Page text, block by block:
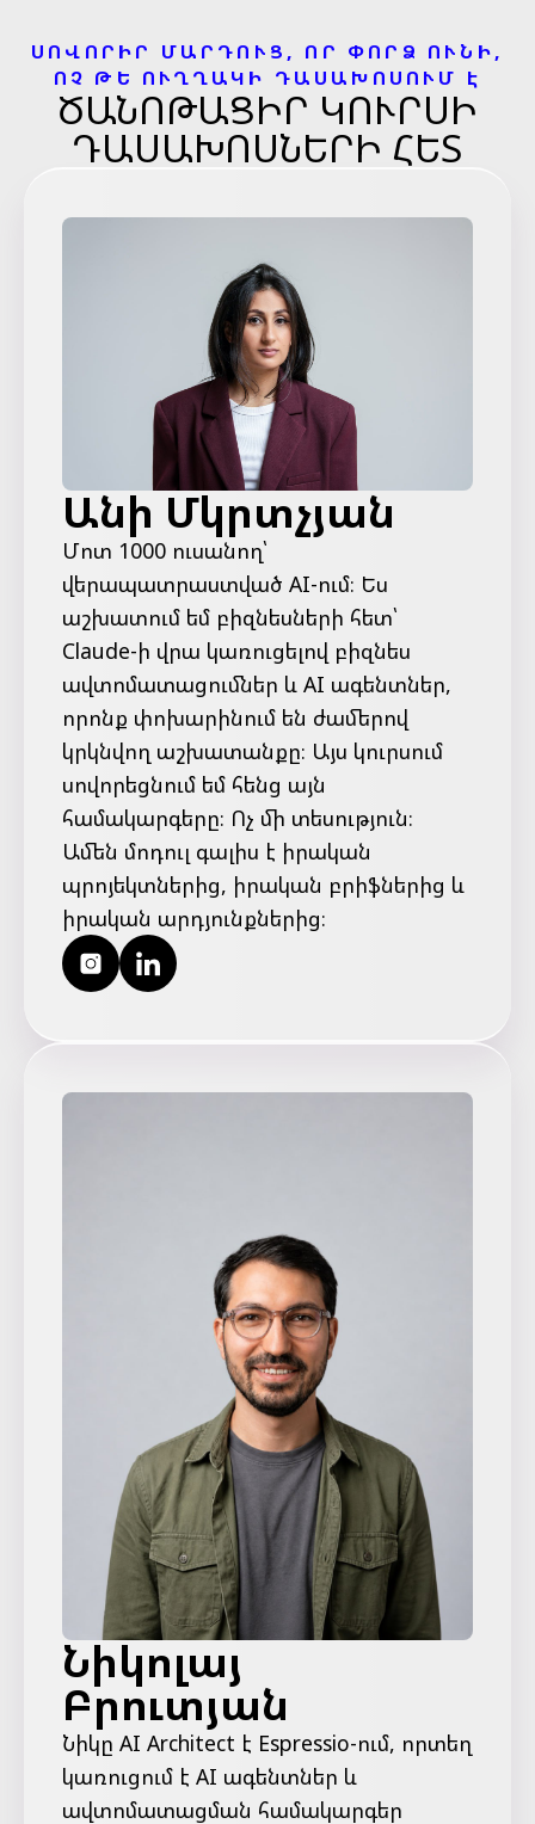
ՍՈՎՈՐԻՐ ՄԱՐԴՈՒՑ, ՈՐ ՓՈՐՁ ՈՒՆԻ,
ՈՉ ԹԵ ՈՒՂՂԱԿԻ ԴԱՍԱԽՈՍՈՒՄ Է
ԾԱՆՈԹԱՑԻՐ ԿՈՒՐՍԻ
ԴԱՍԱԽՈՍՆԵՐԻ ՀԵՏ
Անի Մկրտչյան
Մոտ 1000 ուսանող՝
վերապատրաստված AI-ում։ Ես
աշխատում եմ բիզնեսների հետ՝
Claude-ի վրա կառուցելով բիզնես
ավտոմատացումներ և AI ագենտներ,
որոնք փոխարինում են ժամերով
կրկնվող աշխատանքը։ Այս կուրսում
սովորեցնում եմ հենց այն
համակարգերը։ Ոչ մի տեսություն։
Ամեն մոդուլ գալիս է իրական
պրոյեկտներից, իրական բրիֆներից և
իրական արդյունքներից։
Նիկոլայ
Բրուտյան
Նիկը AI Architect է Espressio-ում, որտեղ
կառուցում է AI ագենտներ և
ավտոմատացման համակարգեր